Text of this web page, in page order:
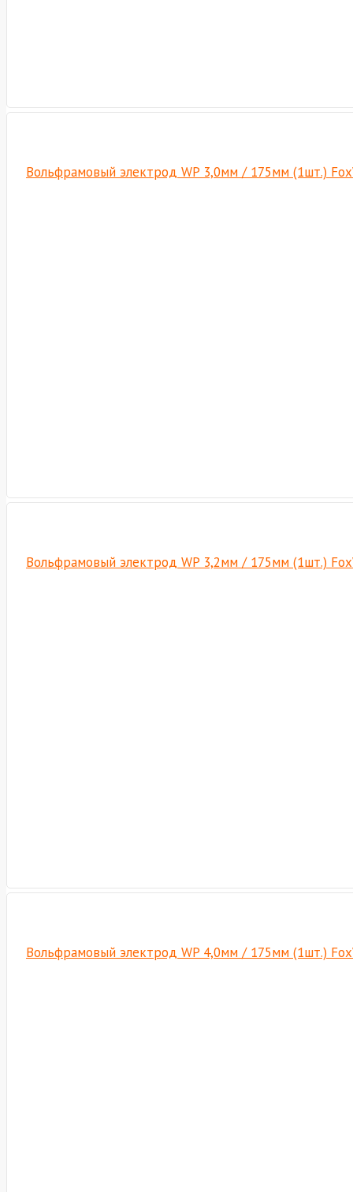
Вольфрамовый электрод WP 3,0мм / 175мм (1шт.)
Вольфрамовый электрод WP 3,2мм / 175мм (1шт.)
Вольфрамовый электрод WP 4,0мм / 175мм (1шт.)